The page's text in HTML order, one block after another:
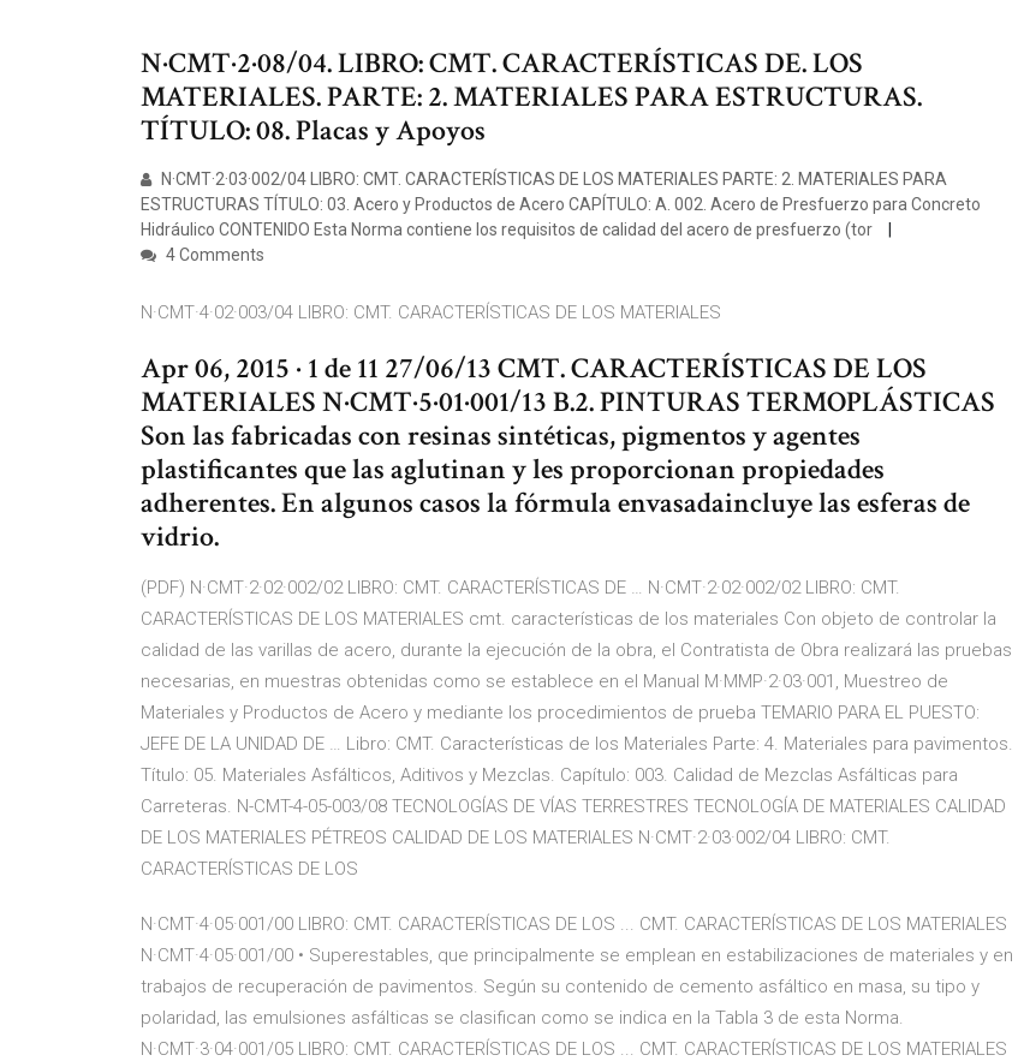
N·CMT·2·08/04. LIBRO: CMT. CARACTERÍSTICAS DE. LOS
MATERIALES. PARTE: 2. MATERIALES PARA ESTRUCTURAS.
TÍTULO: 08. Placas y Apoyos
N·CMT·2·03·002/04 LIBRO: CMT. CARACTERÍSTICAS DE LOS MATERIALES PARTE: 2. MATERIALES PARA
ESTRUCTURAS TÍTULO: 03. Acero y Productos de Acero CAPÍTULO: A. 002. Acero de Presfuerzo para Concreto
Hidráulico CONTENIDO Esta Norma contiene los requisitos de calidad del acero de presfuerzo (tor
4 Comments
N·CMT·4·02·003/04 LIBRO: CMT. CARACTERÍSTICAS DE LOS MATERIALES
Apr 06, 2015 · 1 de 11 27/06/13 CMT. CARACTERÍSTICAS DE LOS
MATERIALES N·CMT·5·01·001/13 B.2. PINTURAS TERMOPLÁSTICAS
Son las fabricadas con resinas sintéticas, pigmentos y agentes
plastificantes que las aglutinan y les proporcionan propiedades
adherentes. En algunos casos la fórmula envasadaincluye las esferas de
vidrio.
(PDF) N·CMT·2·02·002/02 LIBRO: CMT. CARACTERÍSTICAS DE … N·CMT·2·02·002/02 LIBRO: CMT.
CARACTERÍSTICAS DE LOS MATERIALES cmt. características de los materiales Con objeto de controlar la
calidad de las varillas de acero, durante la ejecución de la obra, el Contratista de Obra realizará las pruebas
necesarias, en muestras obtenidas como se establece en el Manual M·MMP·2·03·001, Muestreo de
Materiales y Productos de Acero y mediante los procedimientos de prueba TEMARIO PARA EL PUESTO:
JEFE DE LA UNIDAD DE … Libro: CMT. Características de los Materiales Parte: 4. Materiales para pavimentos.
Título: 05. Materiales Asfálticos, Aditivos y Mezclas. Capítulo: 003. Calidad de Mezclas Asfálticas para
Carreteras. N-CMT-4-05-003/08 TECNOLOGÍAS DE VÍAS TERRESTRES TECNOLOGÍA DE MATERIALES CALIDAD
DE LOS MATERIALES PÉTREOS CALIDAD DE LOS MATERIALES N·CMT·2·03·002/04 LIBRO: CMT.
CARACTERÍSTICAS DE LOS
N·CMT·4·05·001/00 LIBRO: CMT. CARACTERÍSTICAS DE LOS ... CMT. CARACTERÍSTICAS DE LOS MATERIALES
N·CMT·4·05·001/00 • Superestables, que principalmente se emplean en estabilizaciones de materiales y en
trabajos de recuperación de pavimentos. Según su contenido de cemento asfáltico en masa, su tipo y
polaridad, las emulsiones asfálticas se clasifican como se indica en la Tabla 3 de esta Norma.
N·CMT·3·04·001/05 LIBRO: CMT. CARACTERÍSTICAS DE LOS ... CMT. CARACTERÍSTICAS DE LOS MATERIALES